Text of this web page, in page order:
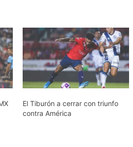
El Tiburón a cerrar con triunfo
contra América